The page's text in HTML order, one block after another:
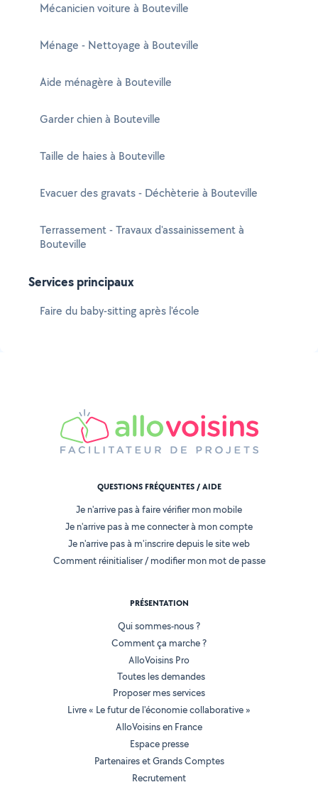
Mécanicien voiture à Bouteville
Ménage - Nettoyage à Bouteville
Aide ménagère à Bouteville
Garder chien à Bouteville
Taille de haies à Bouteville
Evacuer des gravats - Déchèterie à Bouteville
Terrassement - Travaux d'assainissement à
Bouteville
Services principaux
Faire du baby-sitting après l'école
QUESTIONS FRÉQUENTES / AIDE
Je n'arrive pas à faire vérifier mon mobile
Je n'arrive pas à me connecter à mon compte
Je n'arrive pas à m'inscrire depuis le site web
Comment réinitialiser / modifier mon mot de passe
PRÉSENTATION
Qui sommes-nous ?
Comment ça marche ?
AlloVoisins Pro
Toutes les demandes
Proposer mes services
Livre « Le futur de l'économie collaborative »
AlloVoisins en France
Espace presse
Partenaires et Grands Comptes
Recrutement